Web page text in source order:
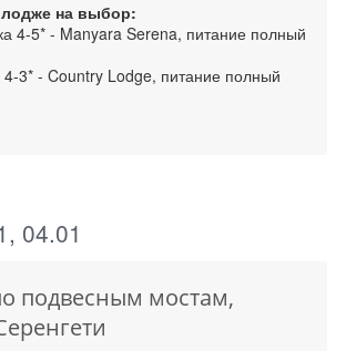
на выбор:
4-5* - Manyara Serena, питание полный
3* - Country Lodge, питание полный
04.01
подвесным мостам,